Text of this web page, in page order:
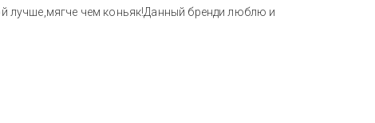
лучше,мягче чем коньяк!Данный бренди люблю и